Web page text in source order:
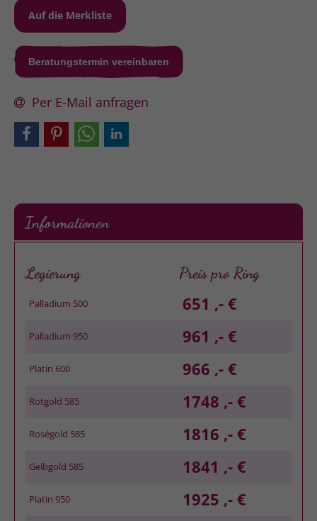
Beratungstermin vereinbaren
Per E-Mail anfragen
Informationen
Legierung Preis pro Ring
Palladium 500 651 ,- €
Palladium 950 961 ,- €
Platin 600 966 ,- €
Rotgold 585 1748 ,- €
Roségold 585 1816 ,- €
Gelbgold 585 1841 ,- €
Platin 950 1925 ,- €